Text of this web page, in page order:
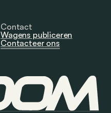
Contact
Wagens publiceren
Contacteer ons